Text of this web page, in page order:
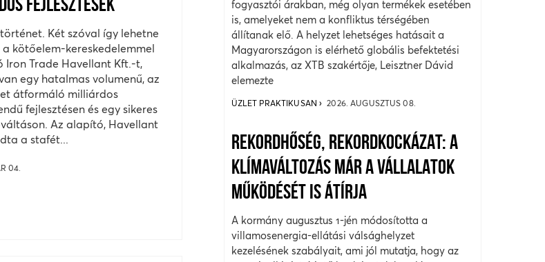
FEJLESZTÉSEK
Két szóval így lehetne
a kötőelem-kereskedelemmel
Iron Trade Havellant Kft.-t,
egy hatalmas volumenű, az
átformáló milliárdos
fejlesztésen és egy sikeres
Az alapító, Havellant
a stafét...
04.
fogyasztói árakban, még olyan termékek esetében
is, amelyeket nem a konfliktus térségében
állítanak elő. A helyzet lehetséges hatásait a
Magyarországon is elérhető globális befektetési
alkalmazás, az XTB szakértője, Leisztner Dávid
elemezte
ÜZLET PRAKTIKUSAN 2026. AUGUSZTUS 08.
REKORDHŐSÉG, REKORDKOCKÁZAT: A
KLÍMAVÁLTOZÁS MÁR A VÁLLALATOK
MŰKÖDÉSÉT IS ÁTÍRJA
A kormány augusztus 1-jén módosította a
villamosenergia-ellátási válsághelyzet
kezelésének szabályait, ami jól mutatja, hogy az